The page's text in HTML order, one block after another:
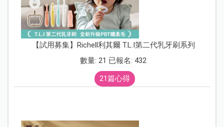
【試用募集】Richell利其爾 T.L.I第二代乳牙刷系列
數量: 21 已報名: 432
21篇心得